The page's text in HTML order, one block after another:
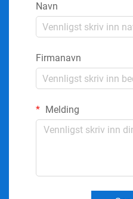
Navn
Firmanavn
Melding